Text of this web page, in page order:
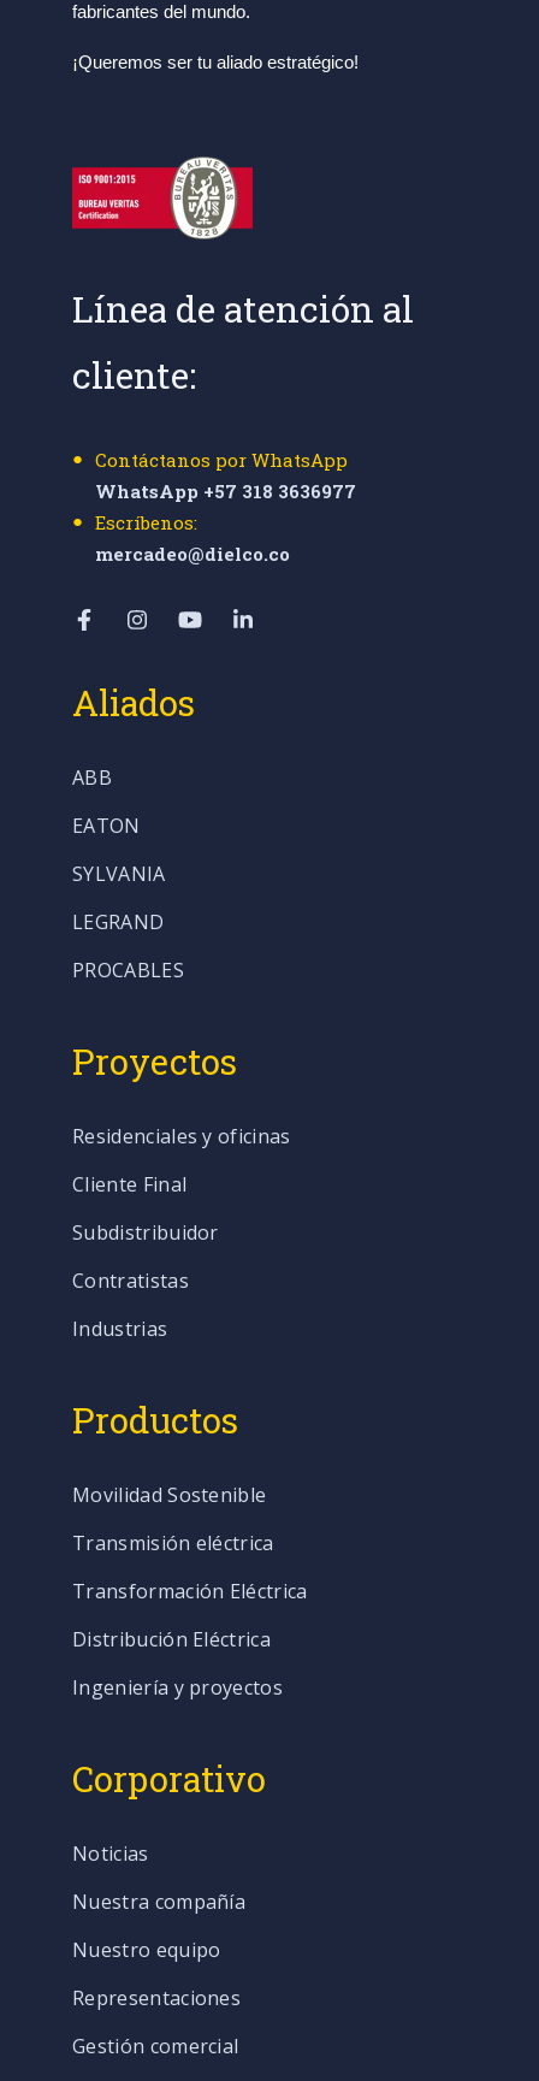
fabricantes del mundo.
¡Queremos ser tu aliado estratégico!
Línea de atención al
cliente:
Contáctanos por WhatsApp
WhatsApp +57 318 3636977
Escríbenos:
mercadeo@dielco.co
Aliados
ABB
EATON
SYLVANIA
LEGRAND
PROCABLES
Proyectos
Residenciales y oficinas
Cliente Final
Subdistribuidor
Contratistas
Industrias
Productos
Movilidad Sostenible
Transmisión eléctrica
Transformación Eléctrica
Distribución Eléctrica
Ingeniería y proyectos
Corporativo
Noticias
Nuestra compañía
Nuestro equipo
Representaciones
Gestión comercial